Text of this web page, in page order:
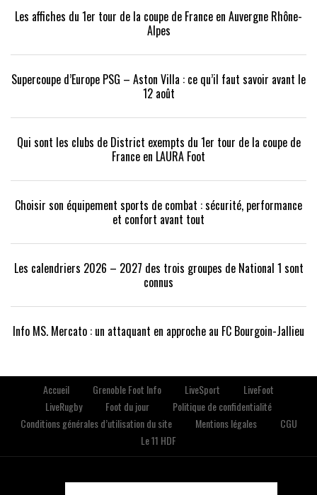
Les affiches du 1er tour de la coupe de France en Auvergne Rhône-
Alpes
Supercoupe d’Europe PSG – Aston Villa : ce qu’il faut savoir avant le
12 août
Qui sont les clubs de District exempts du 1er tour de la coupe de
France en LAURA Foot
Choisir son équipement sports de combat : sécurité, performance
et confort avant tout
Les calendriers 2026 – 2027 des trois groupes de National 1 sont
connus
Info MS. Mercato : un attaquant en approche au FC Bourgoin-Jallieu
Accueil Grenoble Foot Info LiveSport
LiveFoot
LiveRugby
Foot du jour
Politique de confidentialité
Conditions générales d’utilisation du site
Mentions légales
CGU
Le 11 HDF